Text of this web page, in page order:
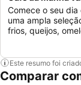
Comece o seu
uma ampla
frios, queijos,
Este resumo foi
Comparar